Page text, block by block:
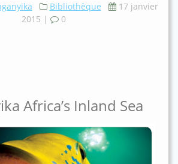
Bibliothèque
17 janvier
2015 | 0
Africa’s Inland Sea